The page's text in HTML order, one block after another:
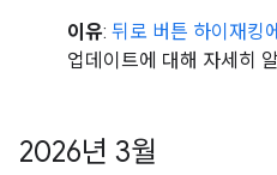
이유: 뒤로 버튼 하이재킹
업데이트에 대해 자세히
2026년 3월